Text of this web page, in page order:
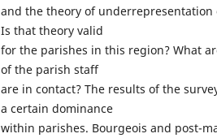
and the theory of
Is that theory valid
for the parishes in this region? What
of the parish staff
are in contact? The results of the
a certain dominance
within parishes. Bourgeois and post-